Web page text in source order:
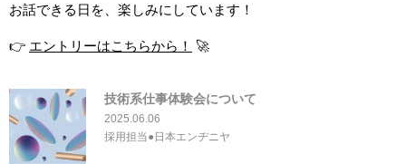
お話できる日を、楽しみにしています！
👉 エントリーはこちらから！ 🚀
技術系仕事体験会について
2025.06.06
採用担当●日本エンヂニヤ